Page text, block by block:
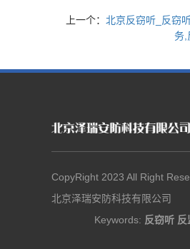
上一个： 北京反窃听_反窃
务,
CopyRight 2023 All Right
北京泽瑞安防科技有限公司
Keywords: 反窃听 反